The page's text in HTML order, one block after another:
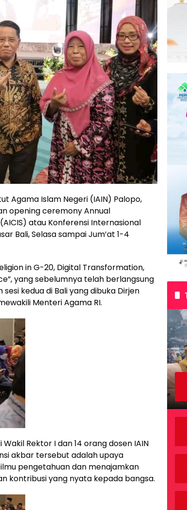
Agama Islam Negeri (IAIN) Palopo,
opening ceremony Annual
atau Konferensi Internasional
Bali, Selasa sampai Jum’at 1-4
in G-20, Digital Transformation,
yang sebelumnya telah berlangsung
kedua di Bali yang dibuka Dirjen
Menteri Agama RI.
Rektor I dan 14 orang dosen IAIN
akbar tersebut adalah upaya
pengetahuan dan menajamkan
kontribusi yang nyata kepada bangsa.